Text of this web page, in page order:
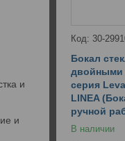
30-
Бокал
двойными
серия
LINEA
ручной
В наличии
и
и